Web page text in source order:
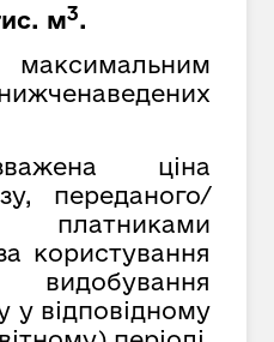
м3.
ціна
переданого/
платниками
користування
у відповідному